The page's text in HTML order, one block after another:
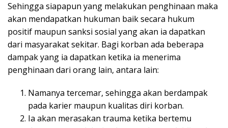
Sehingga siapapun yang melakukan penghinaan maka
akan mendapatkan hukuman baik secara hukum
positif maupun sanksi sosial yang akan ia dapatkan
dari masyarakat sekitar. Bagi korban ada beberapa
dampak yang ia dapatkan ketika ia menerima
penghinaan dari orang lain, antara lain:
Namanya tercemar, sehingga akan berdampak
pada karier maupun kualitas diri korban.
Ia akan merasakan trauma ketika bertemu